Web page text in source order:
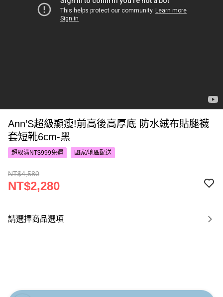
Ann’S超級顯瘦!前高後高厚底 防水絨布貼腿襪
套短靴6cm-黑
超取滿NT$999免運 國家/地區配送
NT$4,580
NT$2,280
請選擇商品選項